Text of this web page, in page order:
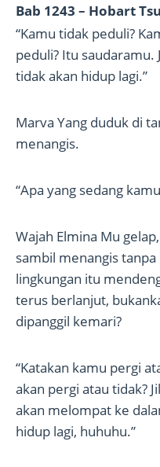
Bab 1243 – Hobart Tsu
“Kamu tidak peduli?
peduli? Itu saudaramu.
tidak akan hidup lagi.”
Marva Yang duduk di
menangis.
“Apa yang sedang
Wajah Elmina Mu
sambil menangis
lingkungan itu
terus berlanjut,
dipanggil kemari?
“Katakan kamu pergi
akan pergi atau tidak?
akan melompat ke
hidup lagi, huhuhu.”